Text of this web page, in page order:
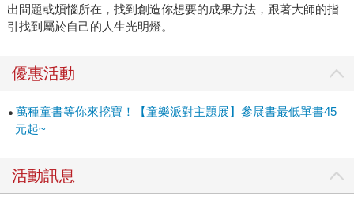
來工作圖鑑」內容涵蓋「科技領域」和「生活領域」，介紹
14種未來工作型態， 邀請28位在線工作者現身說法，透過實
孩子的工作視野，讓未來工作的樣貌變得具象而清晰。 書中
各個行業的頂尖高手從小學、國中、高中、大學到社會人
士……一路走來的圓夢歷程，更是有如一場生涯探索真人實
境秀，提早讓孩子與未來的工作型態接軌，為生涯教育啟
能填上車掌小姐這個工作；當科技不再只是電影情節時，只
有擁有知識才能掌握未來。「未來工作圖鑑」不只揭開孩子
出問題或煩惱所在，找到創造你想要的成果方法，跟著大師的指
引找到屬於自己的人生光明燈。
優惠活動
萬種童書等你來挖寶！【童樂派對主題展】參展書最低單書45
元起~
活動訊息